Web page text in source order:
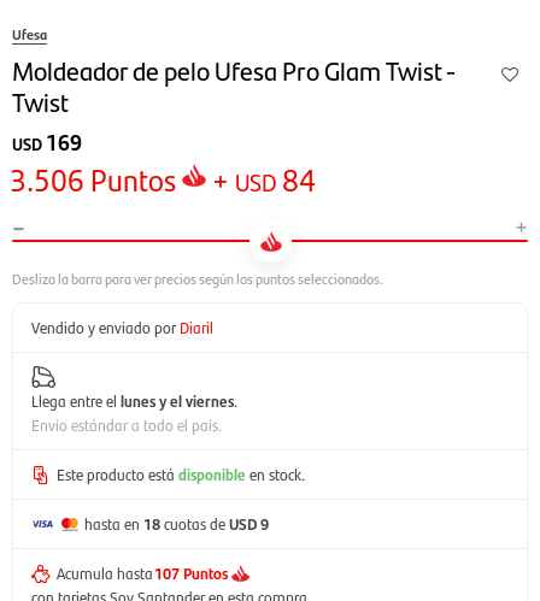
Ufesa
Moldeador de pelo Ufesa Pro Glam Twist -
Twist
USD 169
3.506 Puntos + USD 84
- +
Vendido y enviado por Diaril
Llega entre el lunes y el viernes.
Envío estándar a todo el país.
Este producto está disponible en stock.
hasta en 18cuotas deUSD 9
Acumula hasta107 Puntos